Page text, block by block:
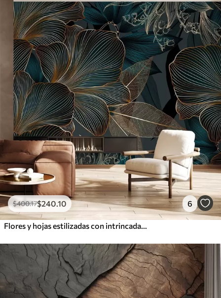
$400.17$240.10 6
Flores y hojas estilizadas con intrincadas líneas en tonos verde azulado y amarillo sobre fondo oscuro